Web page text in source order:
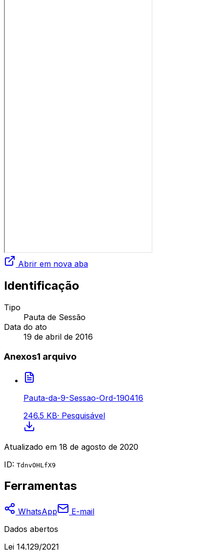
Abrir em nova aba
Identificação
Tipo
Pauta de Sessão
Data do ato
19 de abril de 2016
Anexos1 arquivo
Pauta-da-9-Sessao-Ord-190416
246.5 KB· Pesquisável
Atualizado em 18 de agosto de 2020
ID: TdnvOHLfX9
Ferramentas
WhatsApp
E-mail
Dados abertos
Lei 14.129/2021